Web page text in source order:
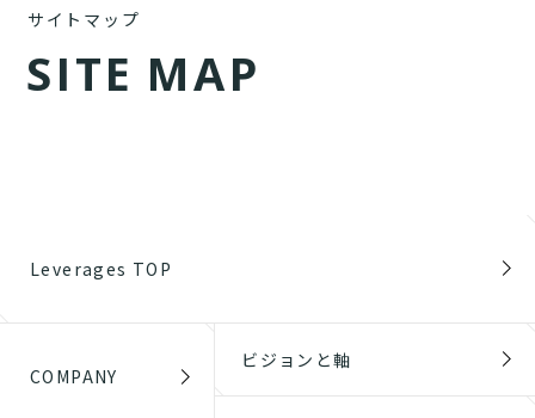
サイトマップ
SITE MAP
Leverages TOP
COMPANY
ビジョンと軸